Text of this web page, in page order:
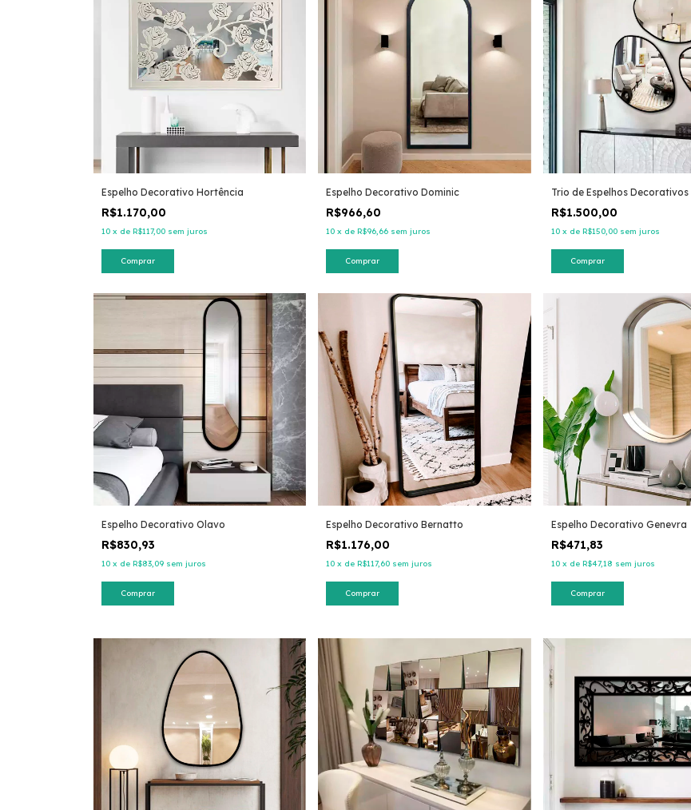
Espelho Decorativo Hortência
R$1.170,00
10 x de R$117,00 sem juros
Comprar
Espelho Decorativo Dominic
R$966,60
10 x deR$96,66 sem juros
Comprar
Trio de Espelhos Decorativos
R$1.500,00
10 x de R$150,00 sem juros
Comprar
Espelho Decorativo Olavo
R$830,93
10 x de R$83,09 sem juros
Comprar
Espelho Decorativo Bernatto
R$1.176,00
10 x deR$117,60 sem juros
Comprar
Espelho Decorativo Genevra
R$471,83
10 x de R$47,18 sem juros
Comprar